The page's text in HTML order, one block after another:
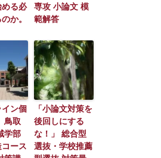
る必
か。
専攻 小論文 模
範解答
イン個
鳥取
学部
ース
「小論文対策を
後回しにする
な！」 総合型
選抜・学校推薦